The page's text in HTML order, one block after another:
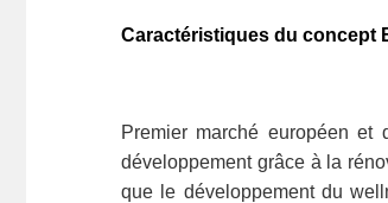
Caractéristiques du concept
Premier marché européen
développement grâce à la
que le développement du